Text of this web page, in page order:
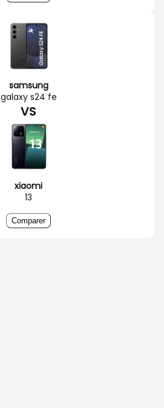
samsung
galaxy s24 fe
VS
xiaomi
13
Comparer